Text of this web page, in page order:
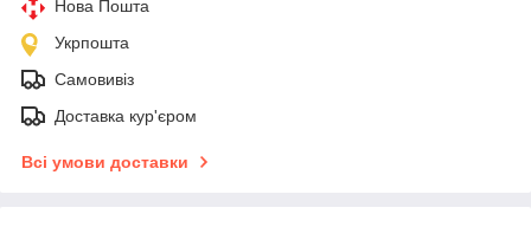
Нова Пошта
Укрпошта
Самовивіз
Доставка кур'єром
Всі умови доставки